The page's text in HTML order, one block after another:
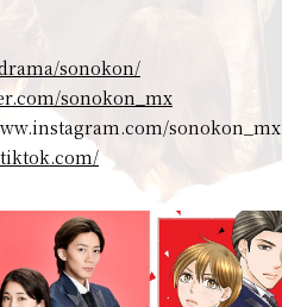
sonokon/
sonokon_mx
sonokon_mx